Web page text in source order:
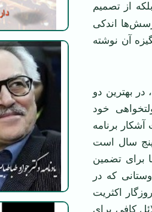
از تصميم
اندکی
آن نوشته
در بهترين دو
خود
برنامه
سال است
برای تضمين
که در
اکثريت
کافی برای